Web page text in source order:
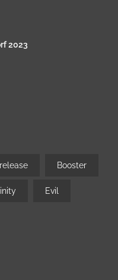
2023
Booster
Evil